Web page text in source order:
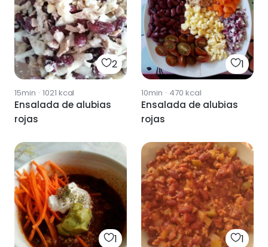
2
15min · 1021 kcal
Ensalada de alubias
rojas
1
10min · 470 kcal
Ensalada de alubias
rojas
1 1